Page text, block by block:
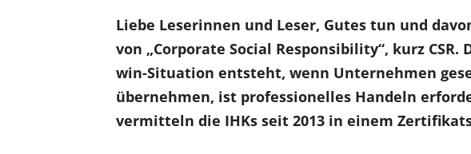
Liebe Leserinnen und Leser, Gutes tun und
von „Corporate Social Responsibility“, kurz
win-Situation entsteht, wenn Unternehmen
übernehmen, ist professionelles Handeln
vermitteln die IHKs seit 2013 in einem